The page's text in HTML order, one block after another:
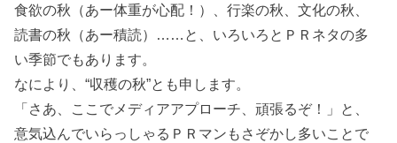
食欲の秋（あー体重が心配！）、行楽の秋、文化の秋、
読書の秋（あー積読）……と、いろいろとＰＲネタの多
い季節でもあります。
なにより、“収穫の秋”とも申します。
「さあ、ここでメディアアプローチ、頑張るぞ！」と、
意気込んでいらっしゃるＰＲマンもさぞかし多いことで